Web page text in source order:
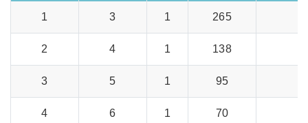
1 3 1 265
2 4 1 138
3 5 1 95
4 6 1 70